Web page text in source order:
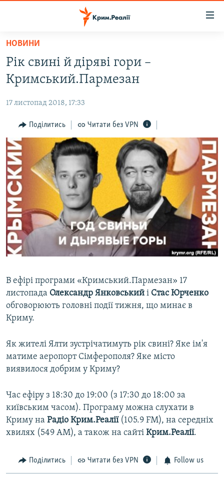
Перейти
основного
матеріалу
Перейти
до
навігації
Перейти
до
пошуку
ВІДЕО ТА ФОТО
ПОЛІТИКА
БЛОГИ
ПОГЛЯД
ІНТЕРВ'Ю
ВСЕ ЗА ДЕНЬ
СПЕЦПРОЕКТИ
ДЕПОРТАЦІЯ
ВІДЕОУРОКИ «ELIFBE»
СВІДЧЕННЯ ОКУПАЦІЇ
ІНФОГРАФІКА
ЯК ОБІЙТИ БЛОКУВАННЯ
Русский
Qırımtatar
ДОЛУЧАЙСЯ!
НОВИНИ
Рік свині й діряві гори –
Кримський.Пармезан
17 листопад 2018, 17:33
Поділитись Читати без VPN
В ефірі програми «Кримський.Пармезан» 17
листопада Олександр Янковський і Стас Юрченко
обговорюють головні події тижня, що минає в
Криму.
Як жителі Ялти зустрічатимуть рік свині? Яке ім'я
матиме аеропорт Сімферополя? Яке місто
виявилося добрим у Криму?
Час ефіру з 18:30 до 19:00 (з 17:30 до 18:00 за
київським часом). Програму можна слухати в
Криму на Радіо Крим.Реалії (105.9 FM), на середніх
хвилях (549 АМ), а також на сайті Крим.Реалії.
Поділитись Читати без VPN Follow us